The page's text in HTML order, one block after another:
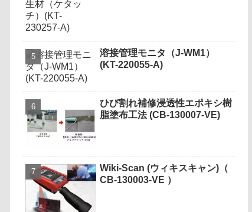
溶接管理モニタ（J-WM1）
(KT-220055-A)
ひび割れ補修浸透性エポキシ樹
脂塗布工法 (CB-130007-VE)
Wiki-Scan (ウィキスキャン)（
CB-130003-VE ）